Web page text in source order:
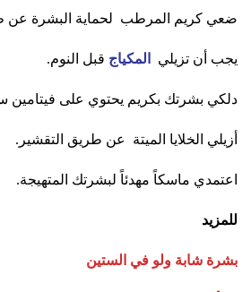
ضعي كريم المرطب لحماية البشرة عن
يجب أن تزيلي المكياج قبل النوم.
دلكي بشرتك بكريم يحتوي على فيتامين
أزيلي الخلايا الميتة عن طريق التقشير .
اعتمدي ماسكاً مهدئاً لبشرتك المتهيجة.
للمزيد
بشرة شابة ولو في الستين